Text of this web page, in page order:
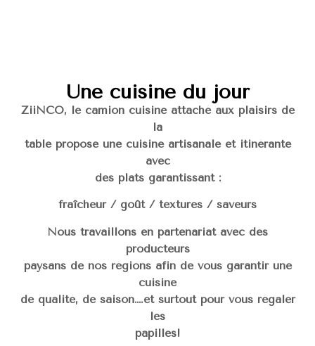
Une cuisine du jour
ZiiNCO, le camion cuisine attaché aux plaisirs de
la
table propose une cuisine artisanale et itinérante
avec
des plats garantissant :
fraîcheur / goût / textures / saveurs
Nous travaillons en partenariat avec des
producteurs
paysans de nos régions afin de vous garantir une
cuisine
de qualité, de saison….et surtout pour vous régaler
les
papilles!